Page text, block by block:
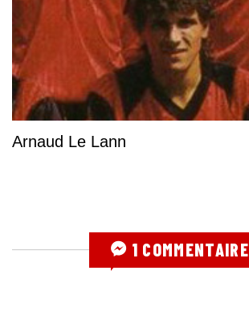
Arnaud Le Lann
1 COMMENTAIRE